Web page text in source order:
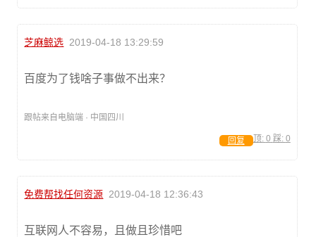
芝麻鲸选 2019-04-18 13:29:59
百度为了钱啥子事做不出来？
跟帖来自电脑端 · 中国四川
顶: 0 踩: 0
回复
免费帮找任何资源 2019-04-18 12:36:43
互联网人不容易，且做且珍惜吧